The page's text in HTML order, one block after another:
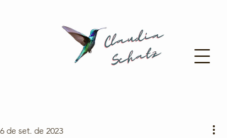
6 de set. de 2023